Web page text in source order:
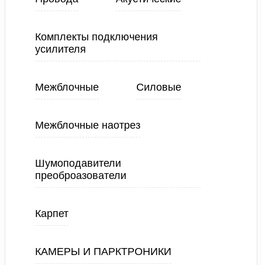
Комплекты подключения
усилителя
Межблочные Силовые
Межблочные наотрез
Шумоподавители
преоброазователи
Карпет
КАМЕРЫ И ПАРКТРОНИКИ